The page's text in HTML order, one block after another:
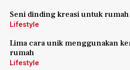
Seni dinding kreasi untuk rumah
Lifestyle
Lima cara unik menggunakan
rumah
Lifestyle